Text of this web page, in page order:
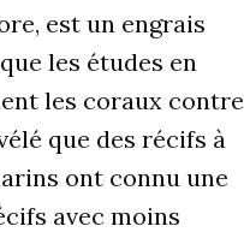
est un engrais
les études en
les coraux contre
que des récifs à
ont connu une
avec moins